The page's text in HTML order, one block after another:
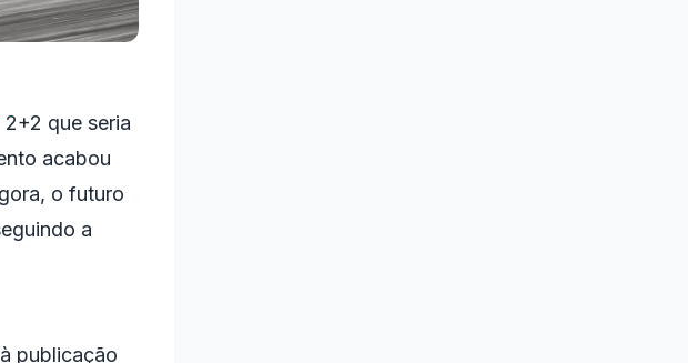
2+2 que seria
acabou
o futuro
a
publicação